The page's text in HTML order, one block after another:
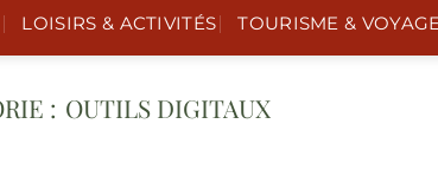
LOISIRS & ACTIVITÉS TOURISME &
OUTILS DIGITAUX